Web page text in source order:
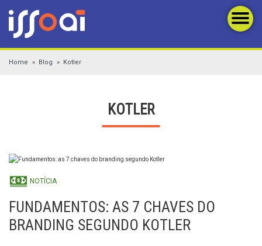
Home Blog Kotler
KOTLER
NOTÍCIA
FUNDAMENTOS: AS 7 CHAVES DO
BRANDING SEGUNDO KOTLER